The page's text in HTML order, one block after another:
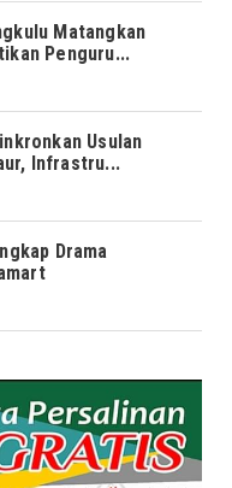
Matangkan
Penguru...
Usulan
Infrastru...
Drama